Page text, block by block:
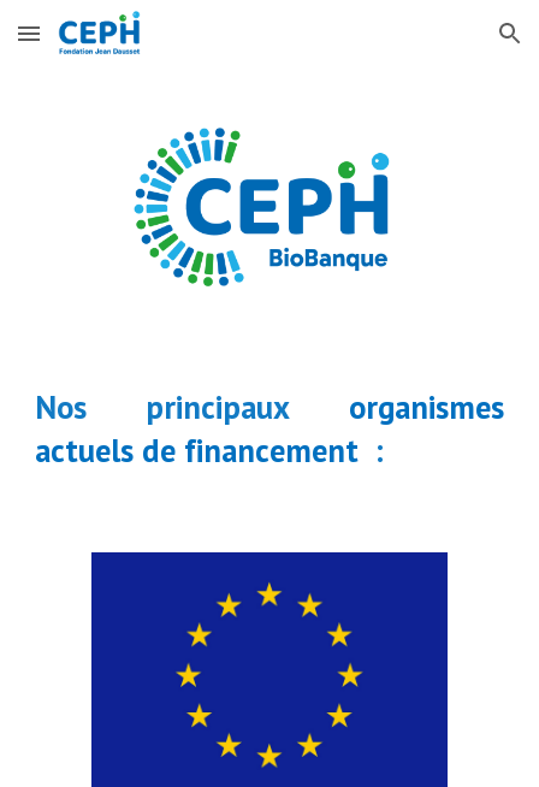
Skip to main content Skip to navigation
Nos principaux organismes
actuels de financement :